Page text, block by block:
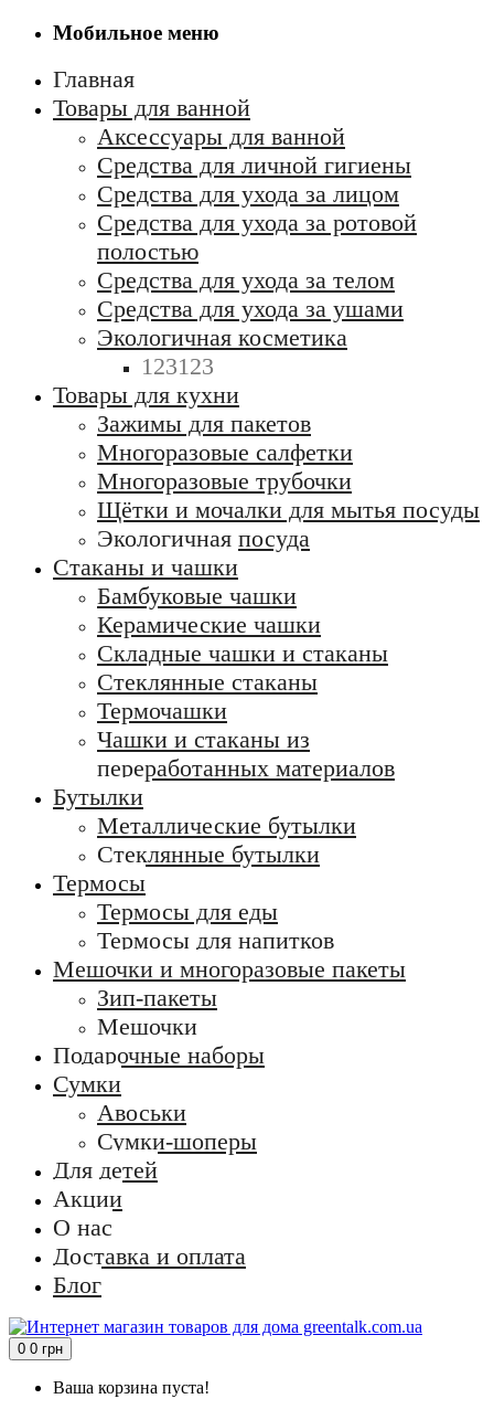
Мобильное меню
Главная
Товары для ванной
Аксессуары для ванной
Средства для личной гигиены
Средства для ухода за лицом
Средства для ухода за ротовой
полостью
Средства для ухода за телом
Средства для ухода за ушами
Экологичная косметика
123123
Товары для кухни
Зажимы для пакетов
Многоразовые салфетки
Многоразовые трубочки
Щётки и мочалки для мытья посуды
Экологичная посуда
Стаканы и чашки
Бамбуковые чашки
Керамические чашки
Складные чашки и стаканы
Стеклянные стаканы
Термочашки
Чашки и стаканы из
переработанных материалов
Бутылки
Металлические бутылки
Стеклянные бутылки
Термосы
Термосы для еды
Термосы для напитков
Мешочки и многоразовые пакеты
Зип-пакеты
Мешочки
Подарочные наборы
Сумки
Авоськи
Сумки-шоперы
Для детей
Акции
О нас
Доставка и оплата
Блог
0 0 грн
Ваша корзина пуста!